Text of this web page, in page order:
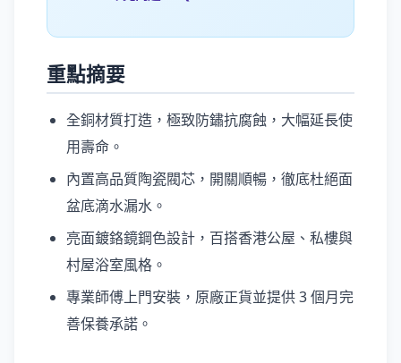
重點摘要
全銅材質打造，極致防鏽抗腐蝕，大幅延長使
用壽命。
內置高品質陶瓷閥芯，開關順暢，徹底杜絕面
盆底滴水漏水。
亮面鍍鉻鏡鋼色設計，百搭香港公屋、私樓與
村屋浴室風格。
專業師傅上門安裝，原廠正貨並提供 3 個月完
善保養承諾。